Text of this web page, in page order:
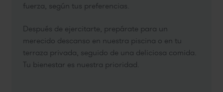
fuerza, según tus preferencias.
Después de ejercitarte, prepárate para un
merecido descanso en nuestra piscina o en tu
terraza privada, seguido de una deliciosa comida.
Tu bienestar es nuestra prioridad.